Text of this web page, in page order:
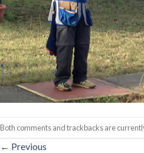
Both comments and trackbacks are
← Previous